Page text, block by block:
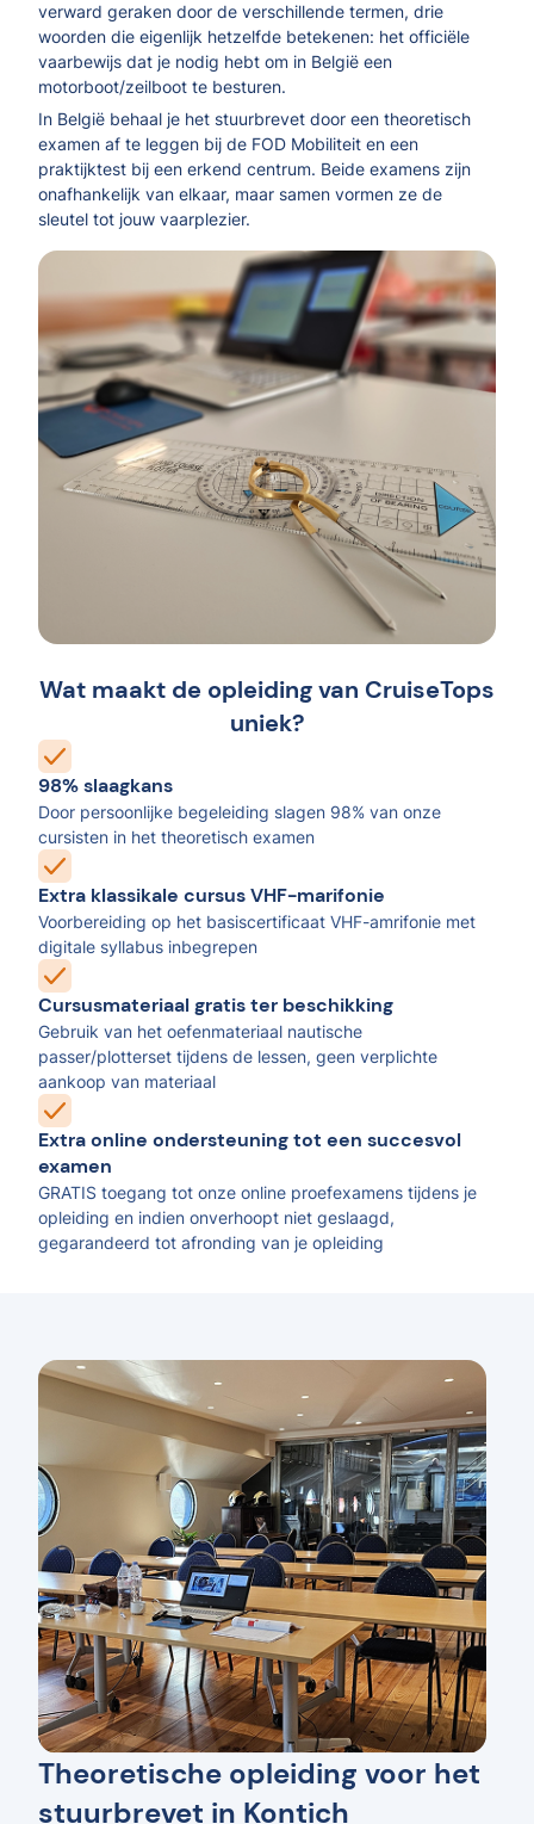
verward geraken door de verschillende termen, drie
woorden die eigenlijk hetzelfde betekenen: het officiële
vaarbewijs dat je nodig hebt om in België een
motorboot/zeilboot te besturen.
In België behaal je het stuurbrevet door een theoretisch
examen af te leggen bij de FOD Mobiliteit en een
praktijktest bij een erkend centrum. Beide examens zijn
onafhankelijk van elkaar, maar samen vormen ze de
sleutel tot jouw vaarplezier.
Wat maakt de opleiding van CruiseTops
uniek?
98% slaagkans
Door persoonlijke begeleiding slagen 98% van onze
cursisten in het theoretisch examen
Extra klassikale cursus VHF-marifonie
Voorbereiding op het basiscertificaat VHF-amrifonie met
digitale syllabus inbegrepen
Cursusmateriaal gratis ter beschikking
Gebruik van het oefenmateriaal nautische
passer/plotterset tijdens de lessen, geen verplichte
aankoop van materiaal
Extra online ondersteuning tot een succesvol
examen
GRATIS toegang tot onze online proefexamens tijdens je
opleiding en indien onverhoopt niet geslaagd,
gegarandeerd tot afronding van je opleiding
Theoretische opleiding voor het
stuurbrevet in Kontich